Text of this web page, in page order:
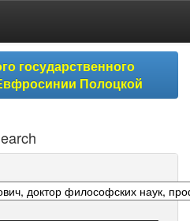
государственного
Полоцкой